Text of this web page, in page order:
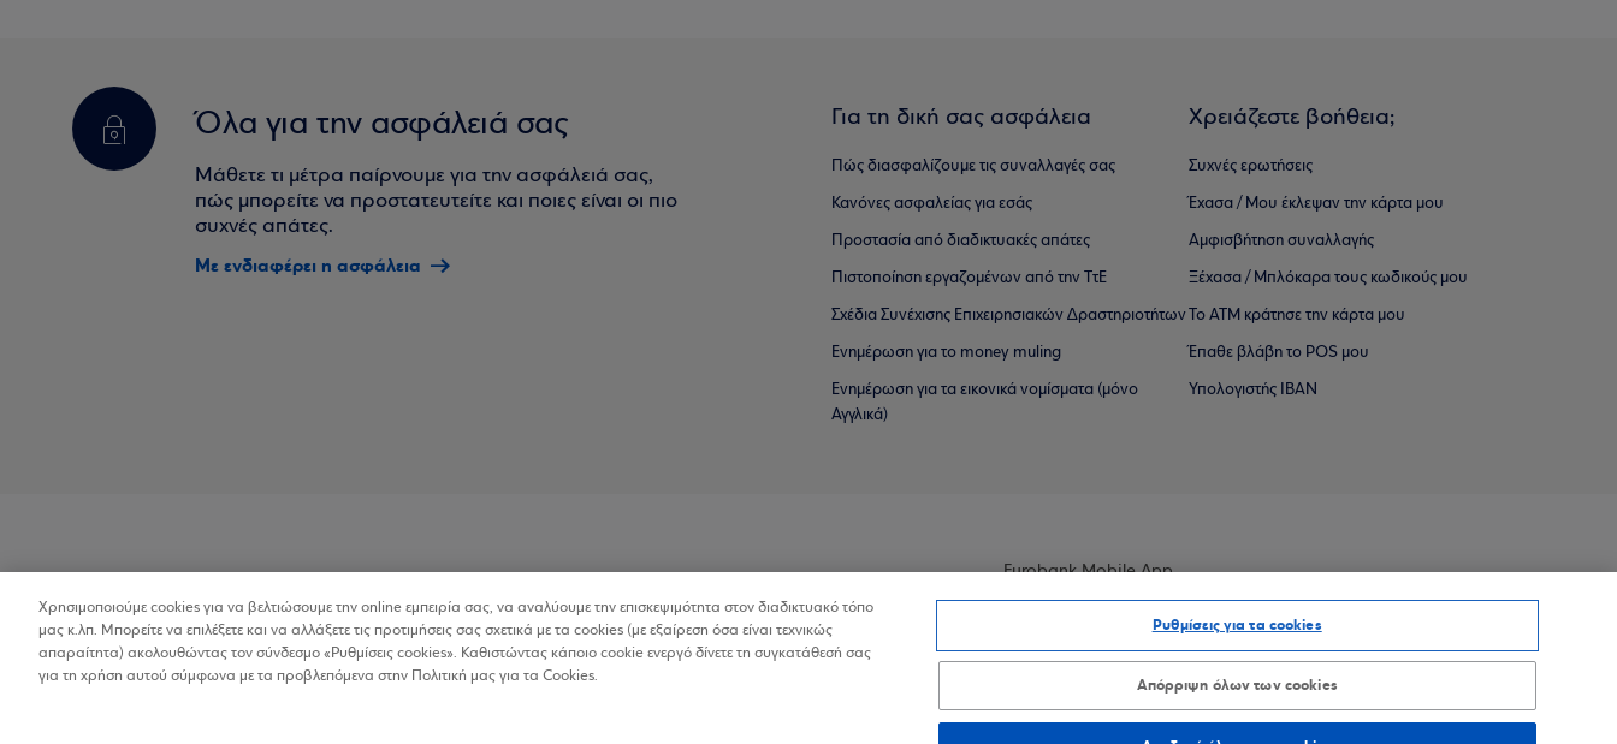
Όλα για την ασφάλειά σας
Μάθετε τι μέτρα παίρνουμε για την ασφάλειά σας,
πώς μπορείτε να προστατευτείτε και ποιες είναι οι πιο
συχνές απάτες.
Με ενδιαφέρει η ασφάλεια
Για τη δική σας ασφάλεια
Πώς διασφαλίζουμε τις συναλλαγές σας
Κανόνες ασφαλείας για εσάς
Προστασία από διαδικτυακές απάτες
Πιστοποίηση εργαζομένων από την ΤτΕ
Σχέδια Συνέχισης Επιχειρησιακών ∆ραστηριοτήτων
Ενημέρωση για το money muling
Ενημέρωση για τα εικονικά νομίσματα (μόνο
Αγγλικά)
Χρειάζεστε βοήθεια;
Συχνές ερωτήσεις
Έχασα / Μου έκλεψαν την κάρτα μου
Αμφισβήτηση συναλλαγής
Ξέχασα / Μπλόκαρα τους κωδικούς μου
Το ΑΤΜ κράτησε την κάρτα μου
Έπαθε βλάβη το POS μου
Υπολογιστής IBAN
Προσβασιμότητα
Eurobank Mobile App
Πολιτική Cookies
Χρησιμοποιούμε cookies για να βελτιώσουμε την online εμπειρία σας, να αναλύουμε την επισκεψιμότητα στον διαδικτυακό τόπο
μας κ.λπ. Μπορείτε να επιλέξετε και να αλλάξετε τις προτιμήσεις σας σχετικά με τα cookies (με εξαίρεση όσα είναι τεχνικώς
απαραίτητα) ακολουθώντας τον σύνδεσμο «Ρυθμίσεις cookies». Καθιστώντας κάποιο cookie ενεργό δίνετε τη συγκατάθεσή σας
για τη χρήση αυτού σύμφωνα με τα προβλεπόμενα στην Πολιτική μας για τα Cookies.
Ρυθμίσεις για τα cookies
Απόρριψη όλων των cookies